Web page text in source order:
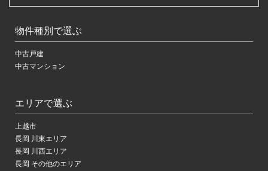
物件種別で選ぶ
中古戸建
中古マンション
エリアで選ぶ
上越市
長岡 川東エリア
長岡 川西エリア
長岡 その他のエリア